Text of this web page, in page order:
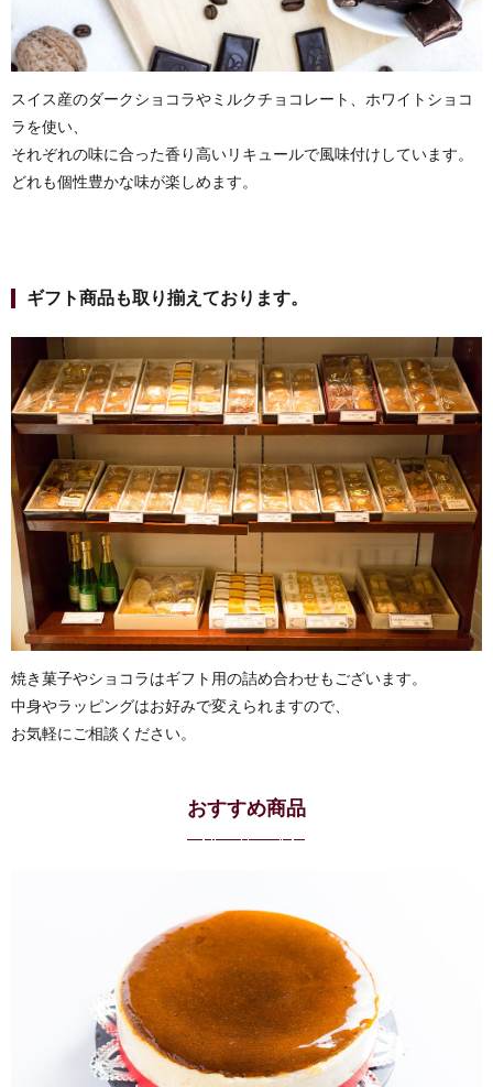
スイス産のダークショコラやミルクチョコレート、ホワイトショコ
ラを使い、
それぞれの味に合った香り高いリキュールで風味付けしています。
どれも個性豊かな味が楽しめます。
ギフト商品も取り揃えております。
焼き菓子やショコラはギフト用の詰め合わせもございます。
中身やラッピングはお好みで変えられますので、
お気軽にご相談ください。
おすすめ商品